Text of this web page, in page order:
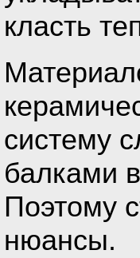
класть
систему
балками
Поэтому
нюансы.